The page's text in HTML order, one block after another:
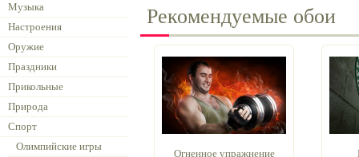
Музыка
Настроения
Оружие
Праздники
Прикольные
Природа
Спорт
Олимпийские игры
Рекомендуемые обои
Огненное упражнение